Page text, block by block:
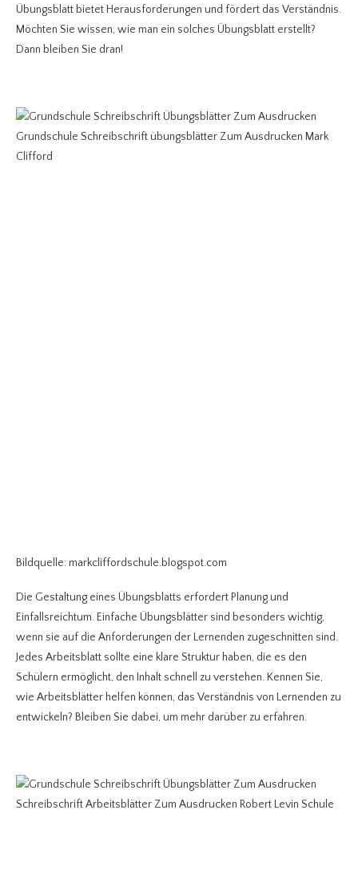
Übungsblatt bietet Herausforderungen und fördert das Verständnis.
Möchten Sie wissen, wie man ein solches Übungsblatt erstellt?
Dann bleiben Sie dran!
Bildquelle: markcliffordschule.blogspot.com
Die Gestaltung eines Übungsblatts erfordert Planung und
Einfallsreichtum. Einfache Übungsblätter sind besonders wichtig,
wenn sie auf die Anforderungen der Lernenden zugeschnitten sind.
Jedes Arbeitsblatt sollte eine klare Struktur haben, die es den
Schülern ermöglicht, den Inhalt schnell zu verstehen. Kennen Sie,
wie Arbeitsblätter helfen können, das Verständnis von Lernenden zu
entwickeln? Bleiben Sie dabei, um mehr darüber zu erfahren.